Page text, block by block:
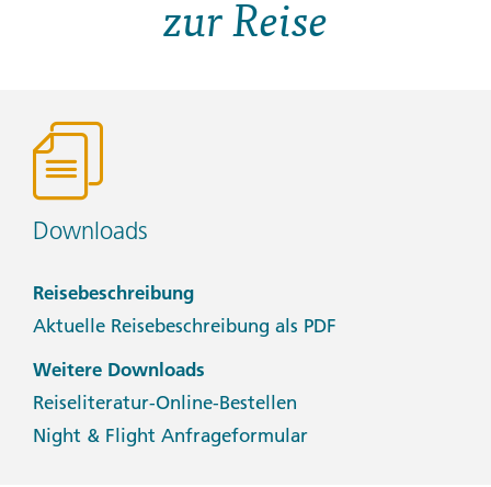
zur Reise
Downloads
Reisebeschreibung
Aktuelle Reisebeschreibung als PDF
Weitere Downloads
Reiseliteratur-Online-Bestellen
Night & Flight Anfrageformular